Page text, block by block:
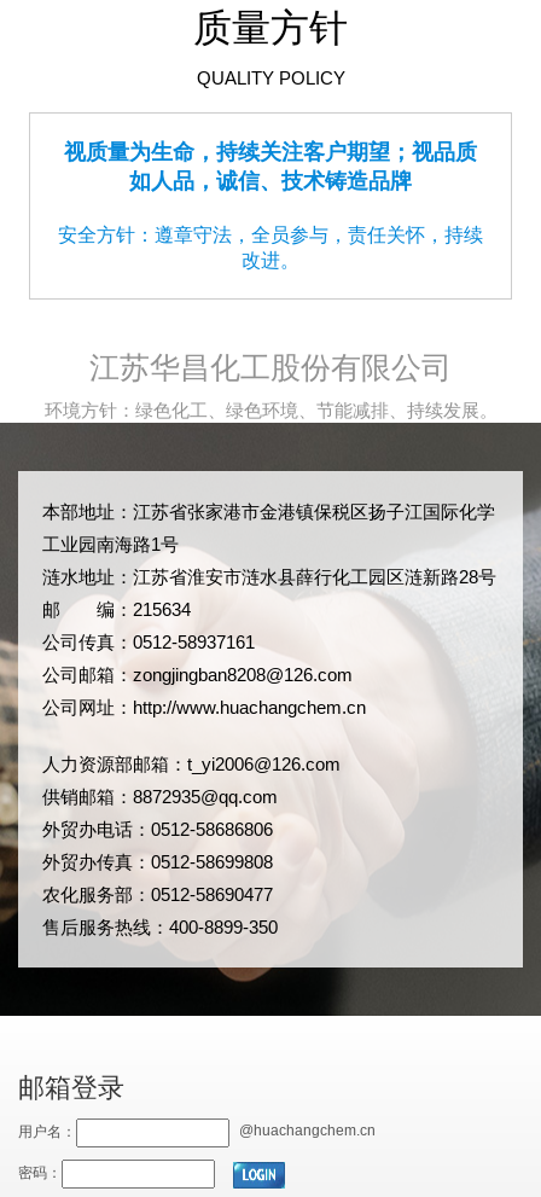
质量方针
QUALITY POLICY
视质量为生命，持续关注客户期望；视品质
如人品，诚信、技术铸造品牌
安全方针：遵章守法，全员参与，责任关怀，持续
改进。
江苏华昌化工股份有限公司
环境方针：绿色化工、绿色环境、节能减排、持续发展。
本部地址：江苏省张家港市金港镇保税区扬子江国际化学
工业园南海路1号
涟水地址：江苏省淮安市涟水县薛行化工园区涟新路28号
邮 编：215634
公司传真：0512-58937161
公司邮箱： zongjingban8208@126.com
公司网址： http://www.huachangchem.cn
人力资源部邮箱： t_yi2006@126.com
供销邮箱：8872935@qq.com
外贸办电话：0512-58686806
外贸办传真：0512-58699808
农化服务部：0512-58690477
售后服务热线：400-8899-350
邮箱登录
用户名： @huachangchem.cn
密码：